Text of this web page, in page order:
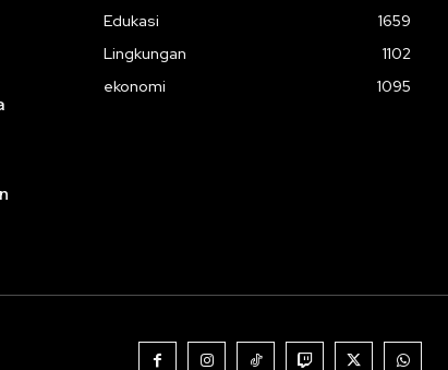
Edukasi
1659
Lingkungan
1102
ekonomi
1095